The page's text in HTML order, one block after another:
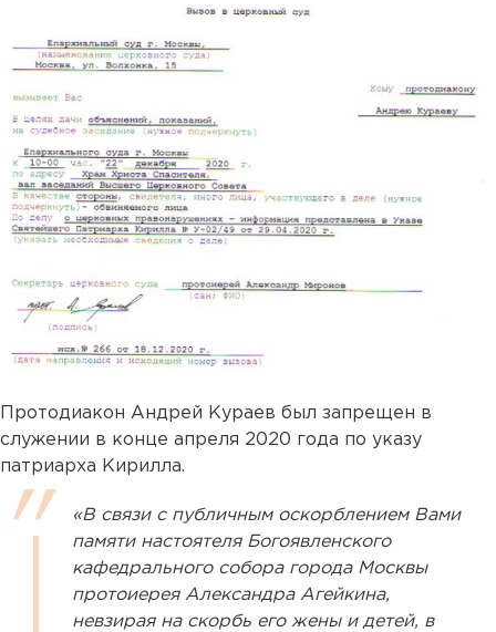
Протодиакон Андрей Кураев был запрещен в
служении в конце апреля 2020 года по указу
патриарха Кирилла.
«В связи с публичным оскорблением Вами
памяти настоятеля Богоявленского
кафедрального собора города Москвы
протоиерея Александра Агейкина,
невзирая на скорбь его жены и детей, в